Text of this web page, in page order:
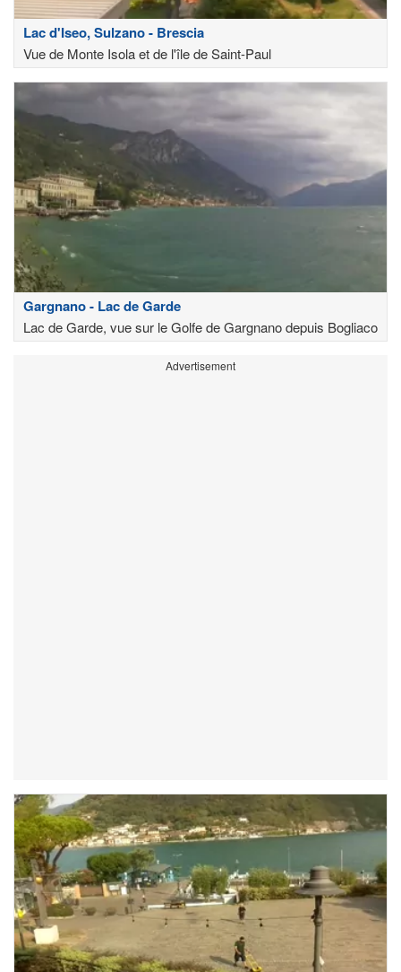
Lac d'Iseo, Sulzano - Brescia
Vue de Monte Isola et de l'île de Saint-Paul
Gargnano - Lac de Garde
Lac de Garde, vue sur le Golfe de Gargnano depuis Bogliaco
Advertisement